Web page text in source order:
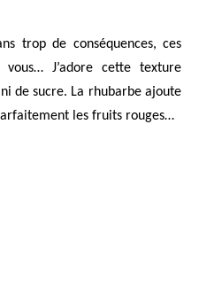
trop de conséquences, ces
J’adore cette texture
de sucre. La rhubarbe ajoute
les fruits rouges…